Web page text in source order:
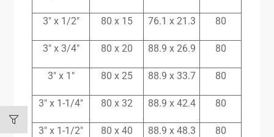
3″ x 1/2″ 80 x 15 76.1 x 21.3 80
3″ x 3/4″ 80 x 20 88.9 x 26.9 80
3″ x 1″ 80 x 25 88.9 x 33.7 80
3″ x 1-1/4″ 80 x 32 88.9 x 42.4 80
3″ x 1-1/2″ 80 x 40 88.9 x 48.3 80